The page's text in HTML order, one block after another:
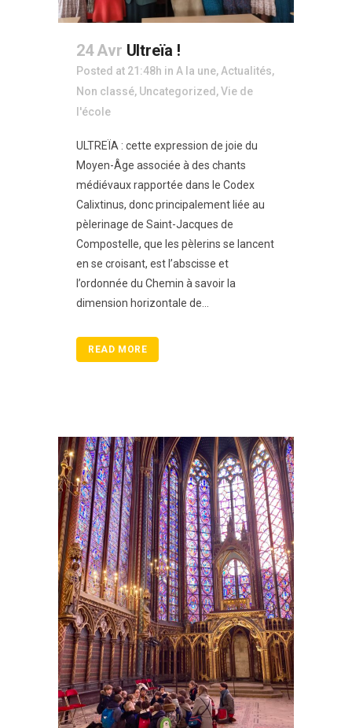
24 Avr Ultreïa !
Posted at 21:48h in A la une, Actualités,
Non classé, Uncategorized ,Vie de
l'école
ULTREÏA : cette expression de joie du
Moyen-Âge associée à des chants
médiévaux rapportée dans le Codex
Calixtinus, donc principalement liée au
pèlerinage de Saint-Jacques de
Compostelle, que les pèlerins se lancent
en se croisant, est l’abscisse et
l’ordonnée du Chemin à savoir la
dimension horizontale de...
READ MORE